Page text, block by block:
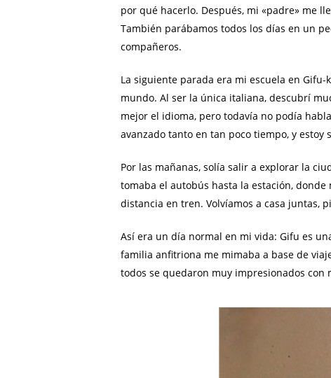
por qué hacerlo. Después, mi «padre» me
También parábamos todos los días en un
compañeros.
La siguiente parada era mi escuela en
mundo. Al ser la única italiana, descubrí
mejor el idioma, pero todavía no podía
avanzado tanto en tan poco tiempo, y
Por las mañanas, solía salir a explorar la
tomaba el autobús hasta la estación,
distancia en tren. Volvíamos a casa juntas,
Así era un día normal en mi vida: Gifu es
familia anfitriona me mimaba a base de
todos se quedaron muy impresionados con